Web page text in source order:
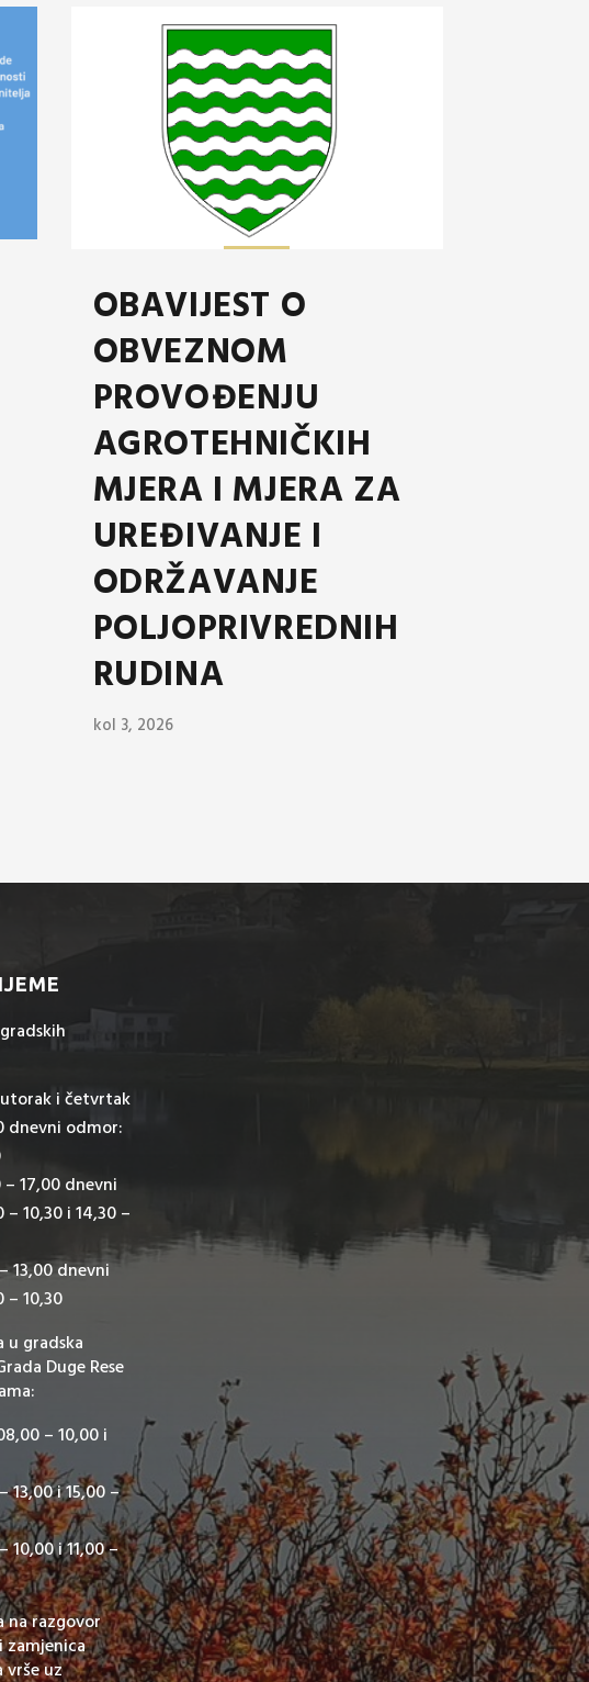
OBAVIJEST O
OBVEZNOM
PROVOĐENJU
AGROTEHNIČKIH
MJERA I MJERA ZA
UREĐIVANJE I
ODRŽAVANJE
POLJOPRIVREDNIH
RUDINA
kol 3, 2026
i četvrtak
dnevni odmor:
17,00 dnevni
10,30 i 14,30 –
13,00 dnevni
– 10,30
u gradska
Duge Rese
– 10,00 i
13,00 i 15,00 –
10,00 i 11,00 –
na razgovor
vrše uz